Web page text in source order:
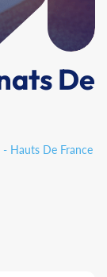
De
Hauts De France